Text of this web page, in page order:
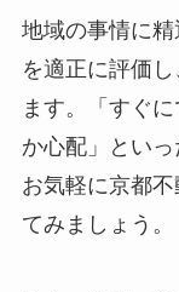
地域の事情に
を適正に評価
ます。「すぐ
か心配」とい
お気軽に京都
てみましょう。